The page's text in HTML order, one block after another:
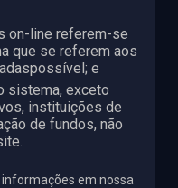
on-line referem-se
que se referem aos
e
sistema, exceto
instituições de
de fundos, não
em nossa